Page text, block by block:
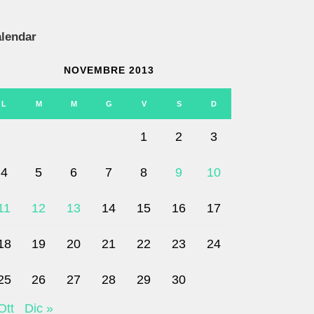
NOVEMBRE 2013
L M M G V S D
1 2 3
4 5 6 7 8 9 10
12 13 14 15 16 17
19 20 21 22 23 24
26 27 28 29 30
Dic »